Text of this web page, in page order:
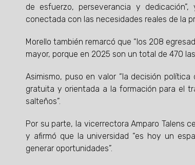
de esfuerzo, perseverancia y
conectada con las necesidades reales de la
Morello también remarcó que “los 208
mayor, porque en 2025 son un total de 470
Asimismo, puso en valor “la decisión
gratuita y orientada a la formación para el
salteños”.
Por su parte, la vicerrectora Amparo Talens
y afirmó que la universidad “es hoy un
generar oportunidades”.